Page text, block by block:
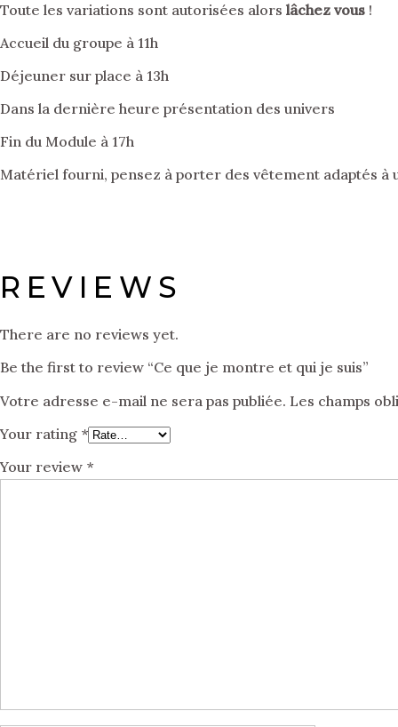
Toute les variations sont autorisées alors lâchez vous !
Accueil du groupe à 11h
Déjeuner sur place à 13h
Dans la dernière heure présentation des univers
Fin du Module à 17h
Matériel fourni, pensez à porter des vêtement adaptés à
REVIEWS
There are no reviews yet.
Be the first to review “Ce que je montre et qui je suis”
Votre adresse e-mail ne sera pas publiée. Les champs
Your rating *
Your review *